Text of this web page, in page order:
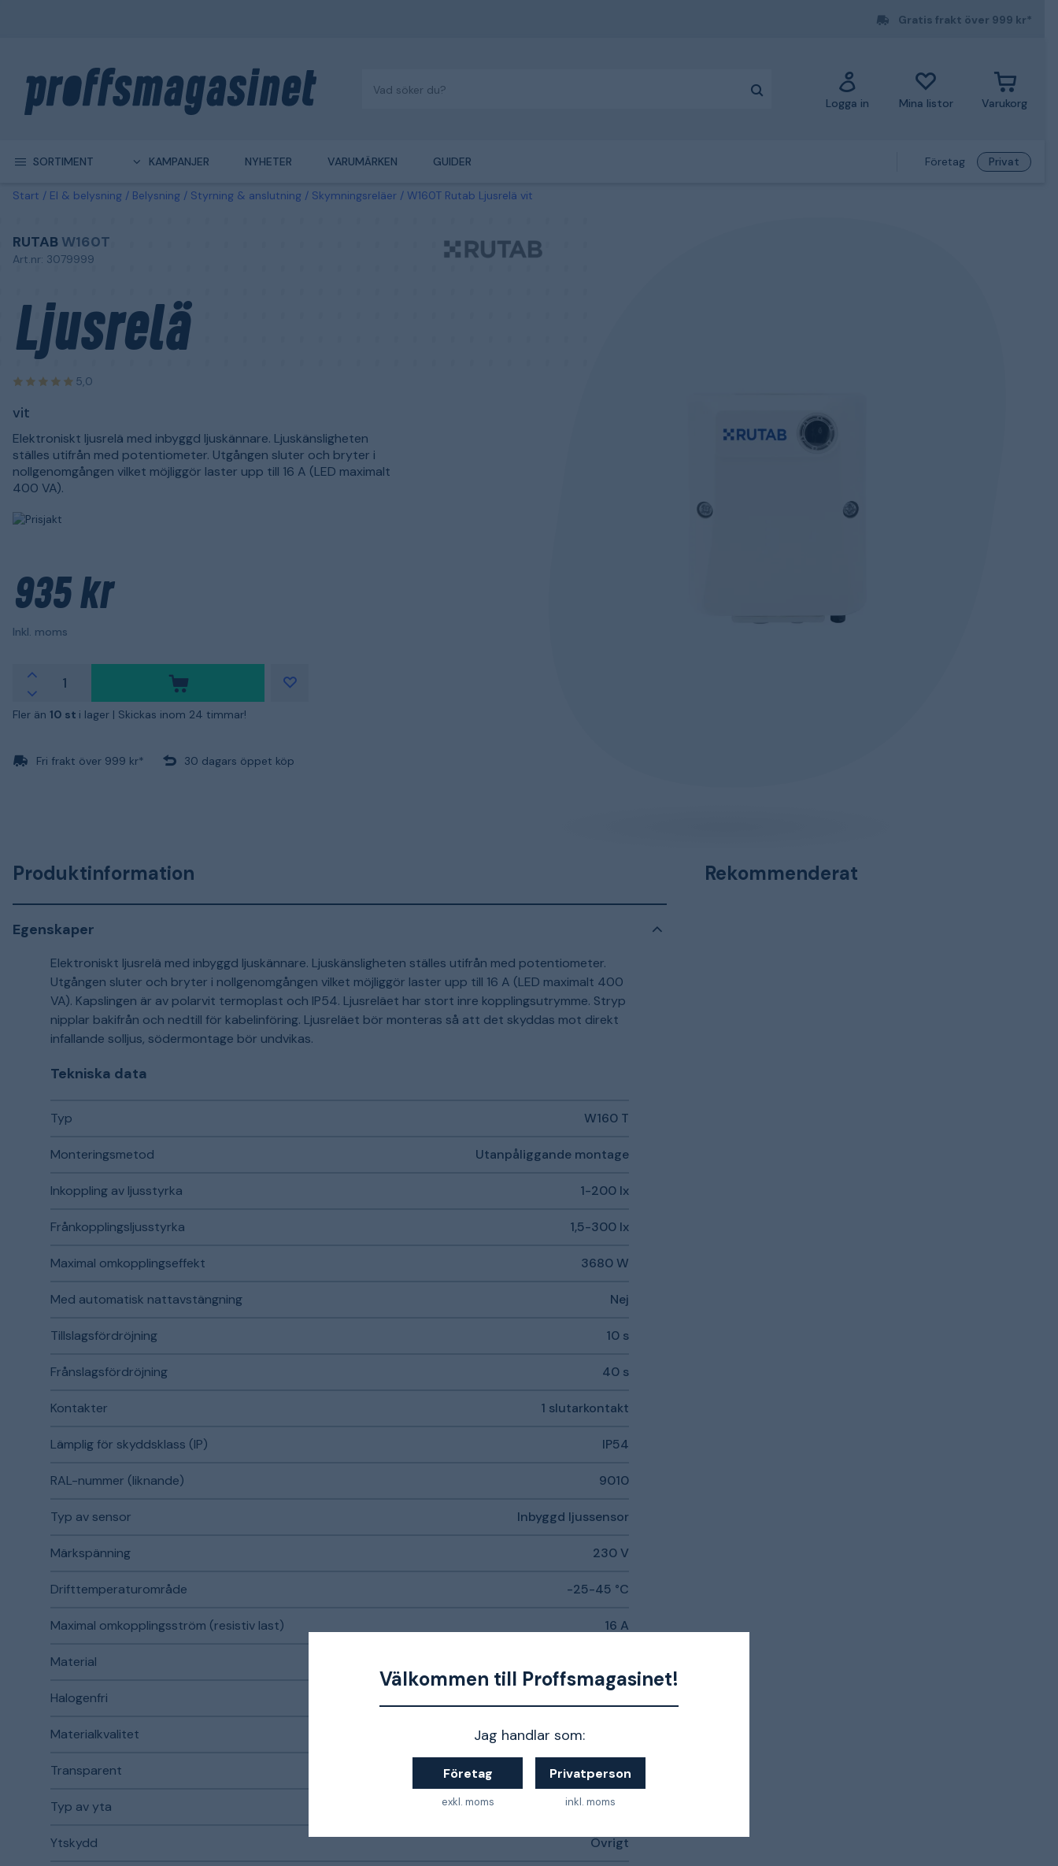
Välkommen till Proffsmagasinet!
Jag handlar som:
Företag
exkl. moms
Privatperson
inkl. moms
Gratis frakt över 999 kr*
Logga in Mina listor Varukorg
SORTIMENT KAMPANJER NYHETER VARUMÄRKEN GUIDER Företag Privat
Start El & belysning Belysning Styrning & anslutning Skymningsreläer W160T Rutab Ljusrelä vit
RUTAB W160T
Art.nr: 3079999
Ljusrelä
5,0
vit
Elektroniskt ljusrelä med inbyggd ljuskännare. Ljuskänsligheten
ställes utifrån med potentiometer. Utgången sluter och bryter i
nollgenomgången vilket möjliggör laster upp till 16 A (LED maximalt
400 VA).
935 kr
Inkl. moms
Fler än 10 st i lager | Skickas inom 24 timmar!
Fri frakt över 999 kr* 30 dagars öppet köp
Produktinformation
Egenskaper
Elektroniskt ljusrelä med inbyggd ljuskännare. Ljuskänsligheten ställes utifrån med potentiometer.
Utgången sluter och bryter i nollgenomgången vilket möjliggör laster upp till 16 A (LED maximalt 400
VA). Kapslingen är av polarvit termoplast och IP54. Ljusreläet har stort inre kopplingsutrymme. Stryp
nipplar bakifrån och nedtill för kabelinföring. Ljusreläet bör monteras så att det skyddas mot direkt
infallande solljus, södermontage bör undvikas.
Tekniska data
Typ W160 T
Monteringsmetod Utanpåliggande montage
Inkoppling av ljusstyrka 1-200 lx
Frånkopplingsljusstyrka 1,5-300 lx
Maximal omkopplingseffekt 3680 W
Med automatisk nattavstängning Nej
Tillslagsfördröjning 10 s
Frånslagsfördröjning 40 s
Kontakter 1 slutarkontakt
Lämplig för skyddsklass (IP) IP54
RAL-nummer (liknande) 9010
Typ av sensor Inbyggd ljussensor
Märkspänning 230 V
Drifttemperaturområde -25-45 °C
Maximal omkopplingsström (resistiv last) 16 A
Material
Halogenfri
Materialkvalitet Termoplast
Transparent Nej
Typ av yta Matt
Ytskydd Övrigt
Rekommenderat